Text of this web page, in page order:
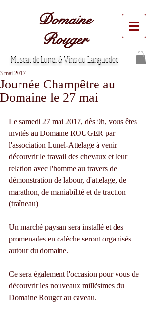
Domaine
Rouger
Muscat de Lunel & Vins du Languedoc
Journée Champêtre au
Domaine le 27 mai
3 mai 2017
Le samedi 27 mai 2017, dès 9h, vous êtes
invités au Domaine ROUGER par
l'association Lunel-Attelage à venir
découvrir le travail des chevaux et leur
relation avec l'homme au travers de
démonstration de labour, d'attelage, de
marathon, de maniabilité et de traction
(traîneau).
Un marché paysan sera installé et des
promenades en calèche seront organisés
autour du domaine.
Ce sera également l'occasion pour vous de
découvrir les nouveaux millésimes du
Domaine Rouger au caveau.